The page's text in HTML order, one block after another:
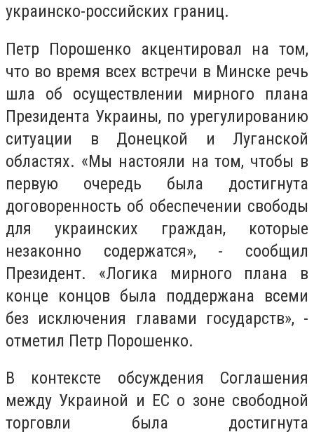
украинско-российских границ.
Петр Порошенко акцентировал на том,
что во время всех встречи в Минске речь
шла об осуществлении мирного плана
Президента Украины, по урегулированию
ситуации в Донецкой и Луганской
областях. «Мы настояли на том, чтобы в
первую очередь была достигнута
договоренность об обеспечении свободы
для украинских граждан, которые
незаконно содержатся», - сообщил
Президент. «Логика мирного плана в
конце концов была поддержана всеми
без исключения главами государств», -
отметил Петр Порошенко.
В контексте обсуждения Соглашения
между Украиной и ЕС о зоне свободной
торговли была достигнута